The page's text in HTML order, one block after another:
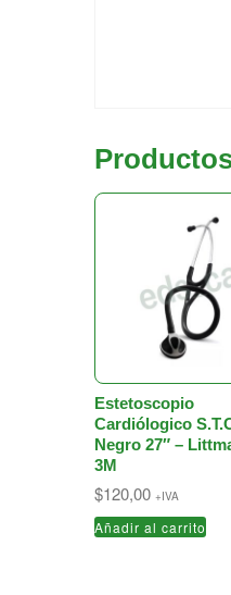
Estetoscopio
Cardiólogico
Negro 27″ –
3M
$120,00 +IVA
Añadir al carrito